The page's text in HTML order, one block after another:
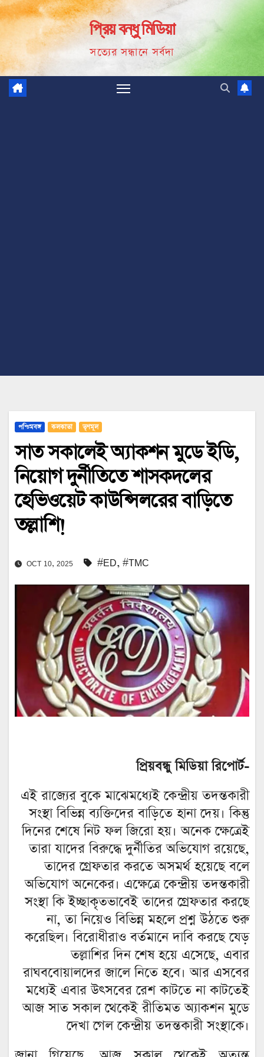
Skip
to
content
প্রিয় বন্ধু মিডিয়া
সত্যের সন্ধানে সর্বদা
পশ্চিমবঙ্গ কলকাতা তৃণমূল
সাত সকালেই অ্যাকশন মুডে ইডি,
নিয়োগ দুর্নীতিতে শাসকদলের
হেভিওয়েট কাউন্সিলরের বাড়িতে
তল্লাশি!
OCT 10, 2025 #ED, #TMC
প্রিয়বন্ধু মিডিয়া রিপোর্ট-
এই রাজ্যের বুকে মাঝেমধ্যেই কেন্দ্রীয় তদন্তকারী
সংস্থা বিভিন্ন ব্যক্তিদের বাড়িতে হানা দেয়। কিন্তু
দিনের শেষে নিট ফল জিরো হয়। অনেক ক্ষেত্রেই
তারা যাদের বিরুদ্ধে দুর্নীতির অভিযোগ রয়েছে,
তাদের গ্রেফতার করতে অসমর্থ হয়েছে বলে
অভিযোগ অনেকের। এক্ষেত্রে কেন্দ্রীয় তদন্তকারী
সংস্থা কি ইচ্ছাকৃতভাবেই তাদের গ্রেফতার করছে
না, তা নিয়েও বিভিন্ন মহলে প্রশ্ন উঠতে শুরু
করেছিল। বিরোধীরাও বর্তমানে দাবি করছে যেড়
তল্লাশির দিন শেষ হয়ে এসেছে, এবার
রাঘববোয়ালদের জালে নিতে হবে। আর এসবের
মধ্যেই এবার উৎসবের রেশ কাটতে না কাটতেই
আজ সাত সকাল থেকেই রীতিমত অ্যাকশন মুডে
দেখা গেল কেন্দ্রীয় তদন্তকারী সংস্থাকে।